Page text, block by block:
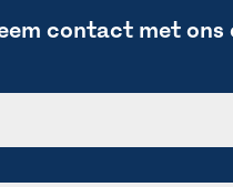
contact met ons